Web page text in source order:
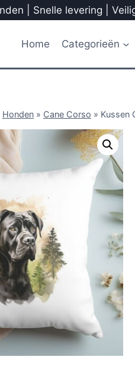
| Snelle levering |
Home Categorieën
Honden » Cane Corso » Kussen